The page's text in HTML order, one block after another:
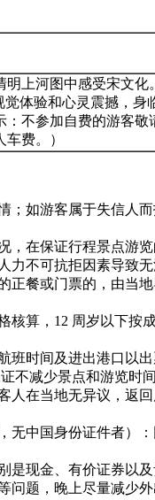
上河图中感受宋文化
体验和心灵震撼，身
不参加自费的游客敬
费。）
；如游客属于失信
，在保证行程景点
力不可抗拒因素导致
正餐或门票的，由
核算，12 周岁以下
班时间及进出港口
不减少景点和游览时间
人在当地无异议，
无中国身份证件者
是现金、有价证券以及
问题，晚上尽量减